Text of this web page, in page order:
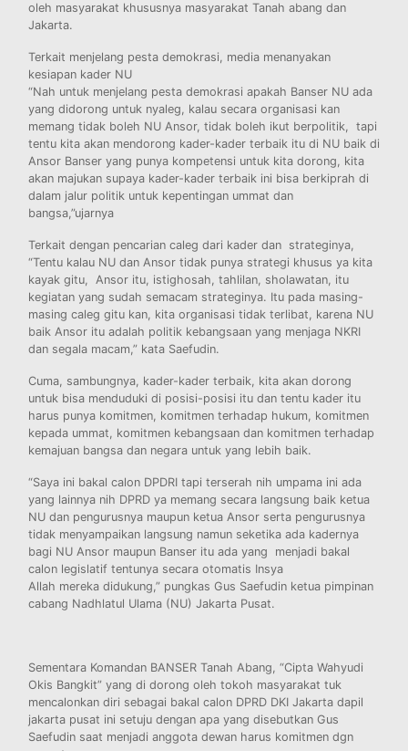
oleh masyarakat khususnya masyarakat Tanah abang dan
Jakarta.
Terkait menjelang pesta demokrasi, media menanyakan
kesiapan kader NU
“Nah untuk menjelang pesta demokrasi apakah Banser NU ada
yang didorong untuk nyaleg, kalau secara organisasi kan
memang tidak boleh NU Ansor, tidak boleh ikut berpolitik, tapi
tentu kita akan mendorong kader-kader terbaik itu di NU baik di
Ansor Banser yang punya kompetensi untuk kita dorong, kita
akan majukan supaya kader-kader terbaik ini bisa berkiprah di
dalam jalur politik untuk kepentingan ummat dan
bangsa,”ujarnya
Terkait dengan pencarian caleg dari kader dan strateginya,
“Tentu kalau NU dan Ansor tidak punya strategi khusus ya kita
kayak gitu, Ansor itu, istighosah, tahlilan, sholawatan, itu
kegiatan yang sudah semacam strateginya. Itu pada masing-
masing caleg gitu kan, kita organisasi tidak terlibat, karena NU
baik Ansor itu adalah politik kebangsaan yang menjaga NKRI
dan segala macam,” kata Saefudin.
Cuma, sambungnya, kader-kader terbaik, kita akan dorong
untuk bisa menduduki di posisi-posisi itu dan tentu kader itu
harus punya komitmen, komitmen terhadap hukum, komitmen
kepada ummat, komitmen kebangsaan dan komitmen terhadap
kemajuan bangsa dan negara untuk yang lebih baik.
“Saya ini bakal calon DPDRI tapi terserah nih umpama ini ada
yang lainnya nih DPRD ya memang secara langsung baik ketua
NU dan pengurusnya maupun ketua Ansor serta pengurusnya
tidak menyampaikan langsung namun seketika ada kadernya
bagi NU Ansor maupun Banser itu ada yang menjadi bakal
calon legislatif tentunya secara otomatis Insya
Allah mereka didukung,” pungkas Gus Saefudin ketua pimpinan
cabang Nadhlatul Ulama (NU) Jakarta Pusat.
Sementara Komandan BANSER Tanah Abang, “Cipta Wahyudi
Okis Bangkit” yang di dorong oleh tokoh masyarakat tuk
mencalonkan diri sebagai bakal calon DPRD DKI Jakarta dapil
jakarta pusat ini setuju dengan apa yang disebutkan Gus
Saefudin saat menjadi anggota dewan harus komitmen dgn